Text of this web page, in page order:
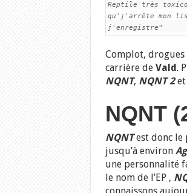
Reptile très
qu'j'arrête mon
j'enregistre"
Complot, drogues
carrière de Vald.
NQNT, NQNT 2et
NQNT
NQNTest donc le
jusqu’à environ
une personnalité
le nom de l’EP ,